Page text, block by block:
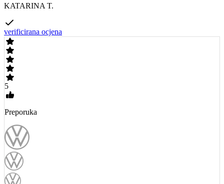
KATARINA T.
verificirana ocjena
5
Preporuka